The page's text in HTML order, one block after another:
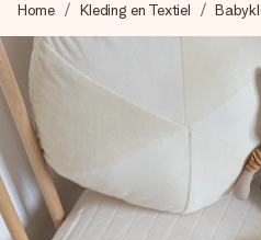
We maken jouw cadeau met
razendsnel onderweg is -
het juiste moment, wanneer
4,8 (gebaseerd op
Onze cadeaus worden
ons met een 4,7 op Google
Home Kleding en Textiel